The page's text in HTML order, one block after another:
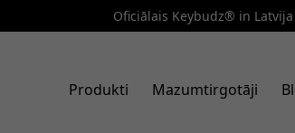
Oficiālais Keybudz® in Latvija
Produkti Mazumtirgotāji